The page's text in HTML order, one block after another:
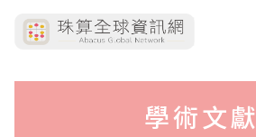
學術文獻